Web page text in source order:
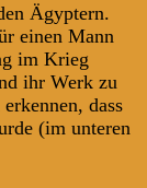
Ägyptern.
einen Mann
im Krieg
ihr Werk zu
dass
(im unteren